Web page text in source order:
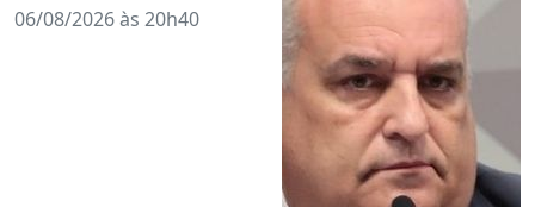
06/08/2026 às 20h40